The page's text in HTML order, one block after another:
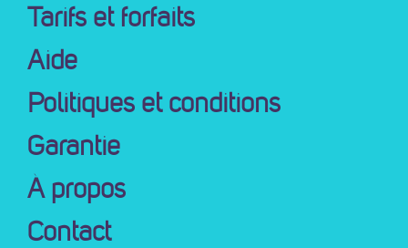
Tarifs et forfaits
Aide
Politiques et conditions
Garantie
À propos
Contact